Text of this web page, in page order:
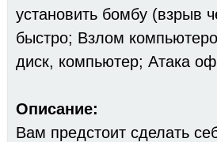
установить бомбу (взрыв
быстро; Взлом
диск, компьютер; Атака
Описание:
Вам предстоит сделать